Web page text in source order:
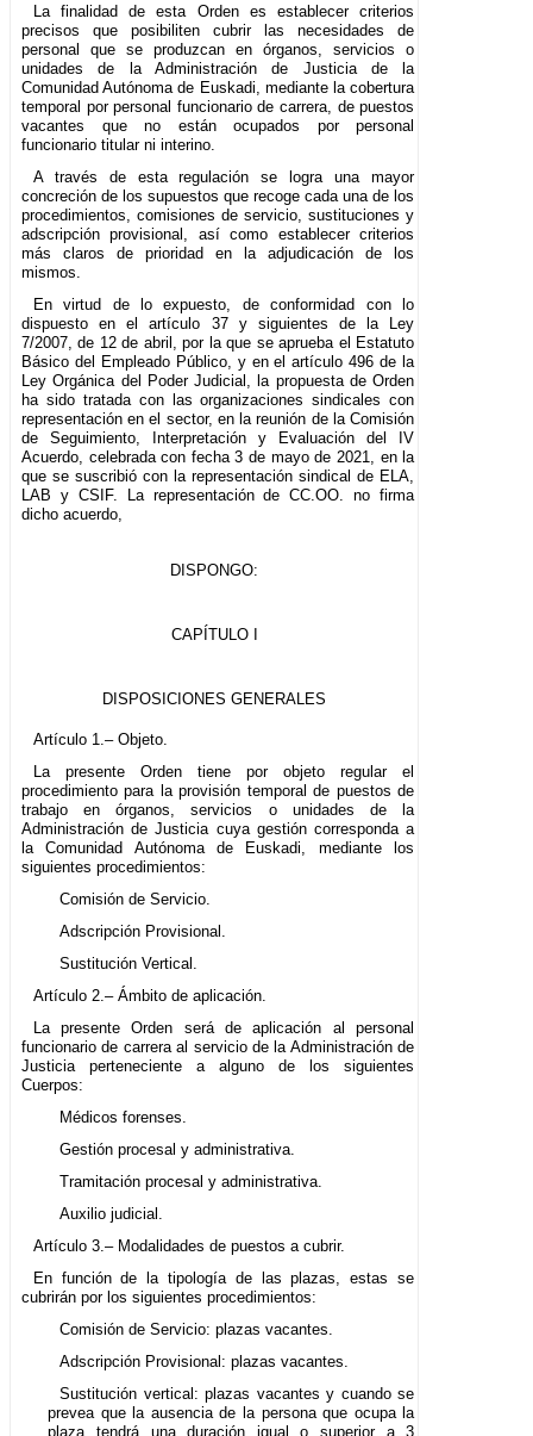
La finalidad de esta Orden es establecer criterios
precisos que posibiliten cubrir las necesidades de
personal que se produzcan en órganos, servicios o
unidades de la Administración de Justicia de la
Comunidad Autónoma de Euskadi, mediante la cobertura
temporal por personal funcionario de carrera, de puestos
vacantes que no están ocupados por personal
funcionario titular ni interino.
A través de esta regulación se logra una mayor
concreción de los supuestos que recoge cada una de los
procedimientos, comisiones de servicio, sustituciones y
adscripción provisional, así como establecer criterios
más claros de prioridad en la adjudicación de los
mismos.
En virtud de lo expuesto, de conformidad con lo
dispuesto en el artículo 37 y siguientes de la Ley
7/2007, de 12 de abril, por la que se aprueba el Estatuto
Básico del Empleado Público, y en el artículo 496 de la
Ley Orgánica del Poder Judicial, la propuesta de Orden
ha sido tratada con las organizaciones sindicales con
representación en el sector, en la reunión de la Comisión
de Seguimiento, Interpretación y Evaluación del IV
Acuerdo, celebrada con fecha 3 de mayo de 2021, en la
que se suscribió con la representación sindical de ELA,
LAB y CSIF. La representación de CC.OO. no firma
dicho acuerdo,
DISPONGO:
CAPÍTULO I
DISPOSICIONES GENERALES
Artículo 1.– Objeto.
La presente Orden tiene por objeto regular el
procedimiento para la provisión temporal de puestos de
trabajo en órganos, servicios o unidades de la
Administración de Justicia cuya gestión corresponda a
la Comunidad Autónoma de Euskadi, mediante los
siguientes procedimientos:
Comisión de Servicio.
Adscripción Provisional.
Sustitución Vertical.
Artículo 2.– Ámbito de aplicación.
La presente Orden será de aplicación al personal
funcionario de carrera al servicio de la Administración de
Justicia perteneciente a alguno de los siguientes
Cuerpos:
Médicos forenses.
Gestión procesal y administrativa.
Tramitación procesal y administrativa.
Auxilio judicial.
Artículo 3.– Modalidades de puestos a cubrir.
En función de la tipología de las plazas, estas se
cubrirán por los siguientes procedimientos:
Comisión de Servicio: plazas vacantes.
Adscripción Provisional: plazas vacantes.
Sustitución vertical: plazas vacantes y cuando se
prevea que la ausencia de la persona que ocupa la
plaza tendrá una duración igual o superior a 3